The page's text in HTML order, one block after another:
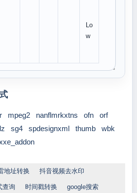
Lo
w
mpeg2 nanflmrkxtns ofn
orf
sg4 spdesignxml thumb
wbk
地址转换 抖音视频去水印
查询 时间戳转换 google搜索